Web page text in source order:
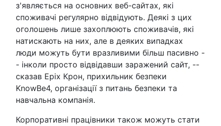
з'являється на основних веб-сайтах, які
споживачі регулярно відвідують. Деякі з цих
оголошень лише захоплюють споживачів, які
натискають на них, але в деяких випадках
люди можуть бути вразливими більш пасивно -
- інколи просто відвідавши заражений сайт, --
сказав Еріх Крон, прихильник безпеки
KnowBe4, організації з питань безпеки та
навчальна компанія.
Корпоративні працівники також можуть стати